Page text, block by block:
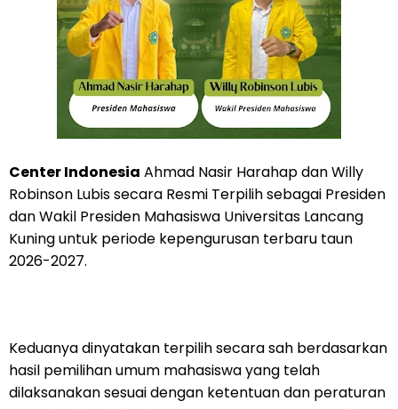
Center Indonesia Ahmad Nasir Harahap dan Willy
Robinson Lubis secara Resmi Terpilih sebagai Presiden
dan Wakil Presiden Mahasiswa Universitas Lancang
Kuning untuk periode kepengurusan terbaru taun
2026-2027.
Keduanya dinyatakan terpilih secara sah berdasarkan
hasil pemilihan umum mahasiswa yang telah
dilaksanakan sesuai dengan ketentuan dan peraturan